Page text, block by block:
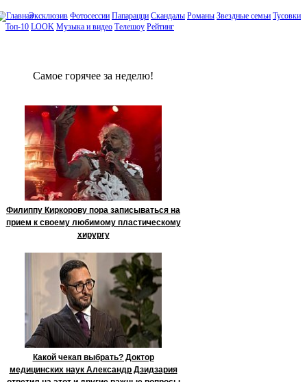
Эксклюзив Фотосессии Папарацци Скандалы Романы Звездные семьи Тусовки
Топ-10 LOOK Музыка и видео Телешоу Рейтинг
Сaмое гoрячее за неделю!
Филиппу Киркорову пора записываться на
прием к своему любимому пластическому
хирургу
Какой чекап выбрать? Доктор
медицинских наук Александр Дзидзария